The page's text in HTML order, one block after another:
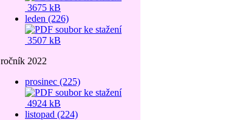
3675 kB
leden (226)
3507 kB
ročník 2022
prosinec (225)
4924 kB
listopad (224)